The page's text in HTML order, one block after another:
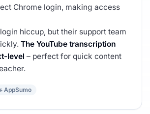
Chrome login, making access
hiccup, but their support team
The YouTube transcription
level – perfect for quick content
عبر AppSumo